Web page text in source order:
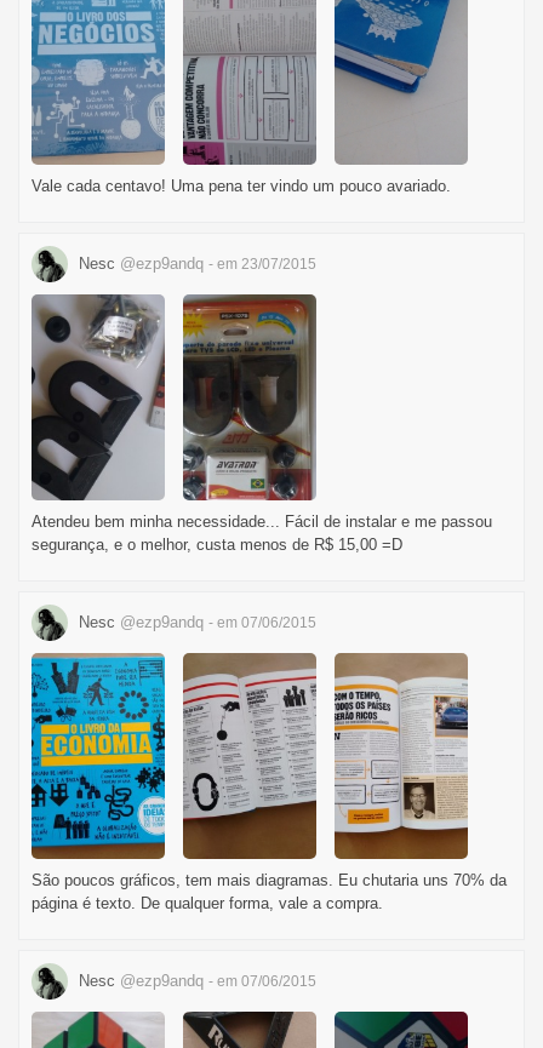
Vale cada centavo! Uma pena ter vindo um pouco avariado.
Nesc @ezp9andq - em 23/07/2015
Atendeu bem minha necessidade... Fácil de instalar e me passou
segurança, e o melhor, custa menos de R$ 15,00 =D
Nesc @ezp9andq - em 07/06/2015
São poucos gráficos, tem mais diagramas. Eu chutaria uns 70% da
página é texto. De qualquer forma, vale a compra.
Nesc @ezp9andq - em 07/06/2015